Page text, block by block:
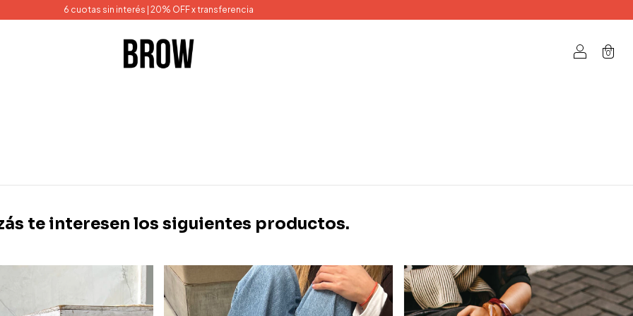
6 cuotas sin interés | 20% OFF x transferencia
0
te interesen los siguientes productos.